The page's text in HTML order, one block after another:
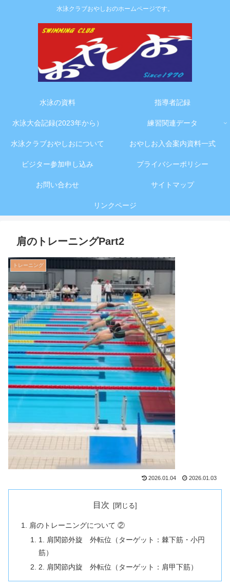
水泳クラブおやしおのホームページです。
水泳の資料 指導者記録
水泳大会記録(2023年から） 練習関連データ
水泳クラブおやしおについて おやしお入会案内資料一式
ビジター参加申し込み プライバシーポリシー
お問い合わせ サイトマップ
リンクページ
肩のトレーニングPart2
トレーニング
2026.01.04 2026.01.03
目次
肩のトレーニングについて ②
1. 肩関節外旋 外転位（ターゲット：棘下筋・小円
筋）
2. 肩関節内旋 外転位（ターゲット：肩甲下筋）